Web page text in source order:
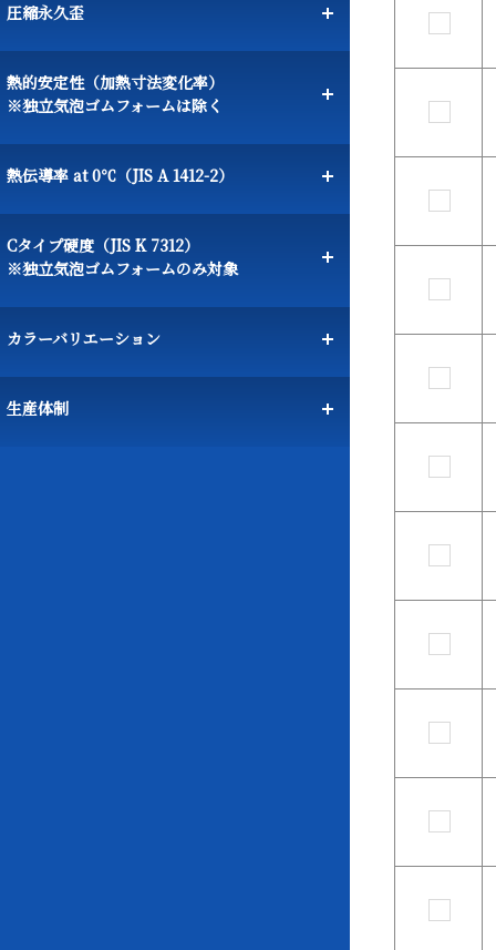
圧縮永久歪
熱的安定性（加熱寸法変化率）
※独立気泡ゴムフォームは除く
熱伝導率 at 0℃（JIS A 1412-2）
Cタイプ硬度（JIS K 7312）
※独立気泡ゴムフォームのみ対象
カラーバリエーション
生産体制